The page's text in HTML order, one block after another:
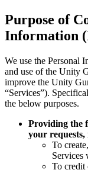
Purpose of
Information
We use the Personal
and use of the Unity
improve the Unity
“Services”).
the below purposes.
Providing the
your
To
Services
To credit